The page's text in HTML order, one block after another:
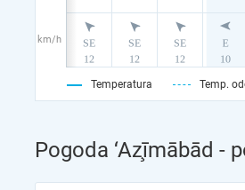
km/h
Temperatura Temp.
Pogoda ‘Az̧īmābād -